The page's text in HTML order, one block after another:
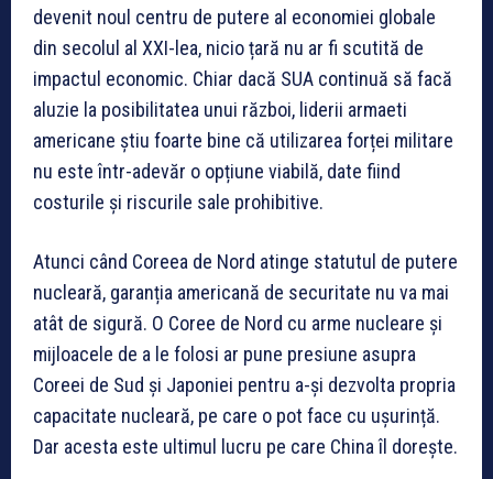
devenit noul centru de putere al economiei globale
din secolul al XXI-lea, nicio țară nu ar fi scutită de
impactul economic. Chiar dacă SUA continuă să facă
aluzie la posibilitatea unui război, liderii armaeti
americane știu foarte bine că utilizarea forței militare
nu este într-adevăr o opțiune viabilă, date fiind
costurile și riscurile sale prohibitive.
Atunci când Coreea de Nord atinge statutul de putere
nucleară, garanția americană de securitate nu va mai
atât de sigură. O Coree de Nord cu arme nucleare și
mijloacele de a le folosi ar pune presiune asupra
Coreei de Sud și Japoniei pentru a-și dezvolta propria
capacitate nucleară, pe care o pot face cu ușurință.
Dar acesta este ultimul lucru pe care China îl dorește.